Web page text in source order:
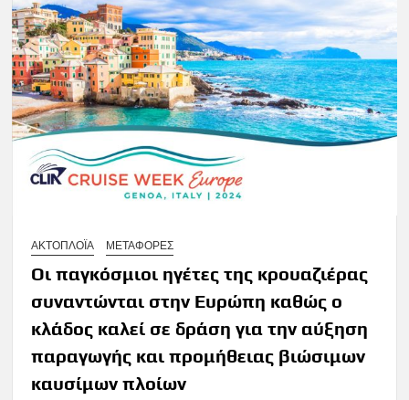
ΑΚΤΟΠΛΟΪΑ ΜΕΤΑΦΟΡΕΣ
Οι παγκόσμιοι ηγέτες της κρουαζιέρας
συναντώνται στην Ευρώπη καθώς ο
κλάδος καλεί σε δράση για την αύξηση
παραγωγής και προμήθειας βιώσιμων
καυσίμων πλοίων